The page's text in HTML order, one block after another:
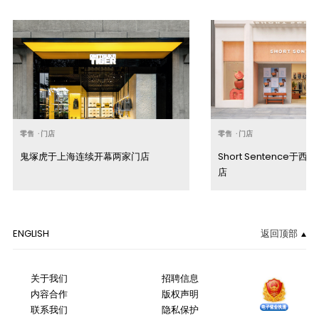
零售 · 门店
鬼塚虎于上海连续开幕两家门店
零售 · 门店
Short Sentence于西岸
店
ENGLISH 返回顶部
关于我们
内容合作
联系我们
招聘信息
版权声明
隐私保护